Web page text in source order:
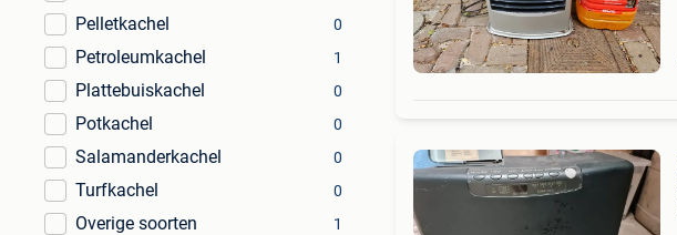
Pelletkachel 0
Petroleumkachel 1
Plattebuiskachel 0
Potkachel 0
Salamanderkachel 0
Turfkachel 0
Overige soorten 1